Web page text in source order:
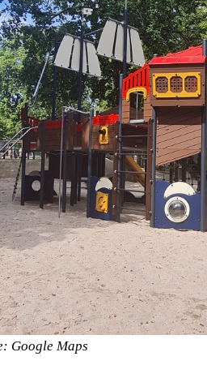
Google Maps